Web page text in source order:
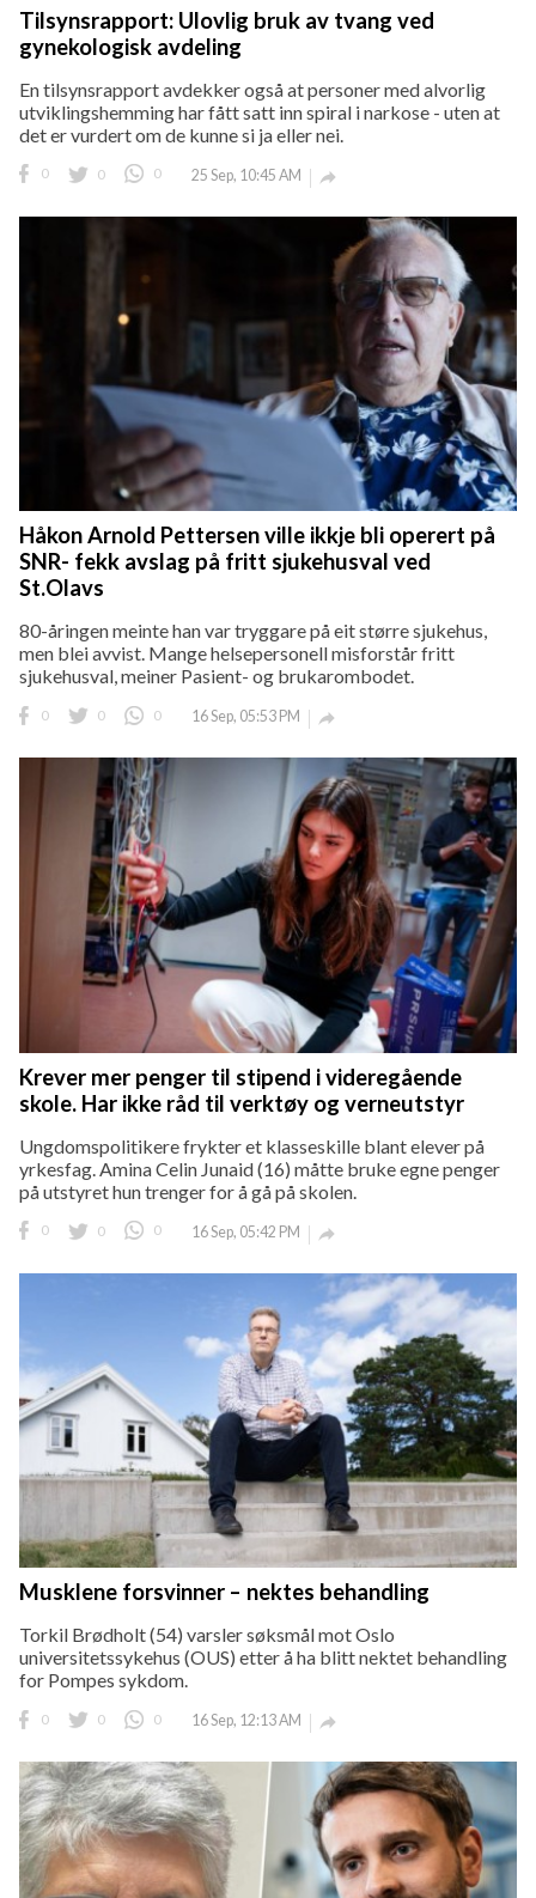
Tilsynsrapport: Ulovlig bruk av tvang ved
gynekologisk avdeling
En tilsynsrapport avdekker også at personer med alvorlig
utviklingshemming har fått satt inn spiral i narkose - uten at
det er vurdert om de kunne si ja eller nei.
0 0 0 25 Sep, 10:45 AM 
Håkon Arnold Pettersen ville ikkje bli operert på
SNR- fekk avslag på fritt sjukehusval ved
St.Olavs
80-åringen meinte han var tryggare på eit større sjukehus,
men blei avvist. Mange helsepersonell misforstår fritt
sjukehusval, meiner Pasient- og brukarombodet.
0 0 0 16 Sep, 05:53 PM 
Krever mer penger til stipend i videregående
skole. Har ikke råd til verktøy og verneutstyr
Ungdomspolitikere frykter et klasseskille blant elever på
yrkesfag. Amina Celin Junaid (16) måtte bruke egne penger
på utstyret hun trenger for å gå på skolen.
0 0 0 16 Sep, 05:42 PM 
Musklene forsvinner – nektes behandling
Torkil Brødholt (54) varsler søksmål mot Oslo
universitetssykehus (OUS) etter å ha blitt nektet behandling
for Pompes sykdom.
0 0 0 16 Sep, 12:13 AM 